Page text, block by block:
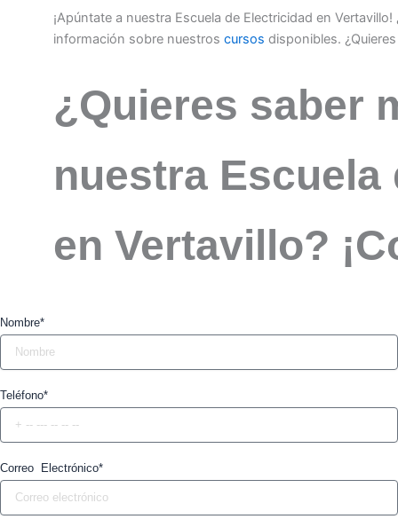
¡Apúntate a nuestra Escuela de Electricidad en
información sobre nuestros cursos disponibles.
¿Quieres saber
nuestra
en Vertavillo?
Nombre*
Teléfono*
Correo Electrónico*